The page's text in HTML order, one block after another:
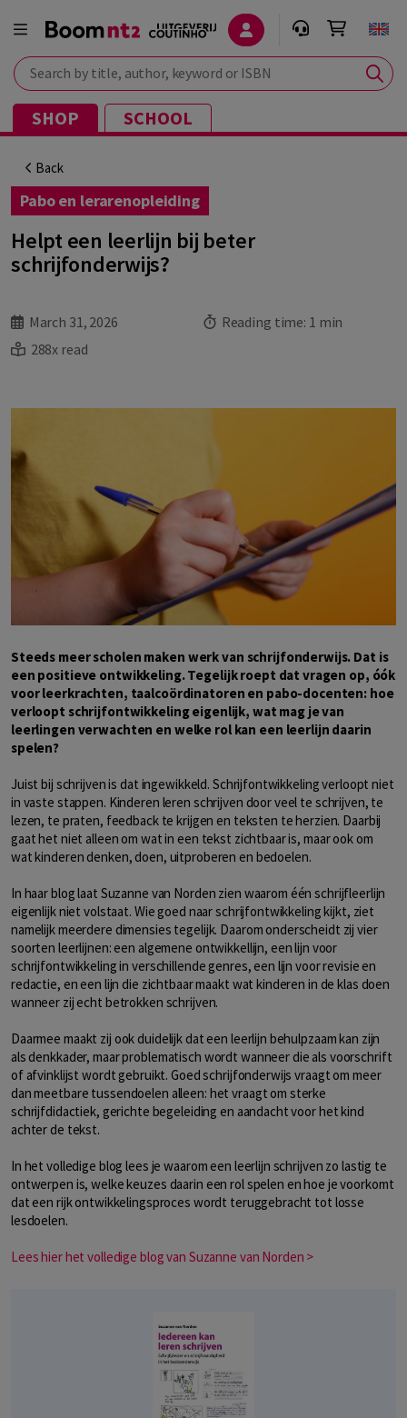
Search by title, author, keyword or ISBN
SHOP SCHOOL
Back
Pabo en lerarenopleiding
Helpt een leerlijn bij beter
schrijfonderwijs?
March 31, 2026 Reading time: 1 min
288x read
Steeds meer scholen maken werk van schrijfonderwijs. Dat is
een positieve ontwikkeling. Tegelijk roept dat vragen op, óók
voor leerkrachten, taalcoördinatoren en pabo-docenten: hoe
verloopt schrijfontwikkeling eigenlijk, wat mag je van
leerlingen verwachten en welke rol kan een leerlijn daarin
spelen?
Juist bij schrijven is dat ingewikkeld. Schrijfontwikkeling verloopt niet
in vaste stappen. Kinderen leren schrijven door veel te schrijven, te
lezen, te praten, feedback te krijgen en teksten te herzien. Daarbij
gaat het niet alleen om wat in een tekst zichtbaar is, maar ook om
wat kinderen denken, doen, uitproberen en bedoelen.
In haar blog laat Suzanne van Norden zien waarom één schrijfleerlijn
eigenlijk niet volstaat. Wie goed naar schrijfontwikkeling kijkt, ziet
namelijk meerdere dimensies tegelijk. Daarom onderscheidt zij vier
soorten leerlijnen: een algemene ontwikkellijn, een lijn voor
schrijfontwikkeling in verschillende genres, een lijn voor revisie en
redactie, en een lijn die zichtbaar maakt wat kinderen in de klas doen
wanneer zij echt betrokken schrijven.
Daarmee maakt zij ook duidelijk dat een leerlijn behulpzaam kan zijn
als denkkader, maar problematisch wordt wanneer die als voorschrift
of afvinklijst wordt gebruikt. Goed schrijfonderwijs vraagt om meer
dan meetbare tussendoelen alleen: het vraagt om sterke
schrijfdidactiek, gerichte begeleiding en aandacht voor het kind
achter de tekst.
In het volledige blog lees je waarom een leerlijn schrijven zo lastig te
ontwerpen is, welke keuzes daarin een rol spelen en hoe je voorkomt
dat een rijk ontwikkelingsproces wordt teruggebracht tot losse
lesdoelen.
Lees hier het volledige blog van Suzanne van Norden >